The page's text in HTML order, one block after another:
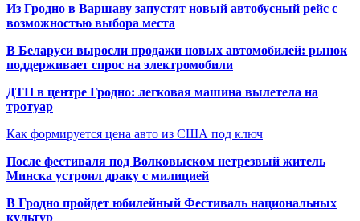
Из Гродно в Варшаву запустят новый автобусный рейс с
возможностью выбора места
В Беларуси выросли продажи новых автомобилей: рынок
поддерживает спрос на электромобили
ДТП в центре Гродно: легковая машина вылетела на
тротуар
Как формируется цена авто из США под ключ
После фестиваля под Волковыском нетрезвый житель
Минска устроил драку с милицией
В Гродно пройдет юбилейный Фестиваль национальных
культур